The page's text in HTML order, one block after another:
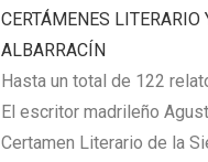
CERTÁMENES
ALBARRACÍN
Hasta un total de 122
El escritor madrileño
Certamen Literario de la